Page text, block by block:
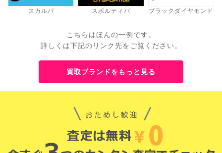
スカルパ スポルティバ ブラックダイヤモンド
こちらはほんの一例です。
詳しくは下記のリンク先をご覧ください。
買取ブランドをもっと見る